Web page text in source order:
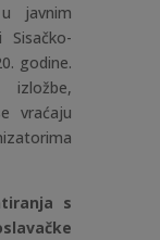
javnim
godine.
vraćaju
s